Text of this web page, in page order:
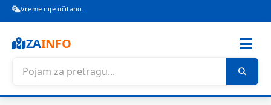
Vreme nije učitano.
ZAINFO